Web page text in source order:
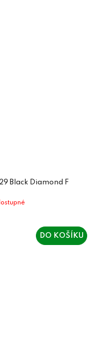
Black Diamond F
DO KOŠÍKU